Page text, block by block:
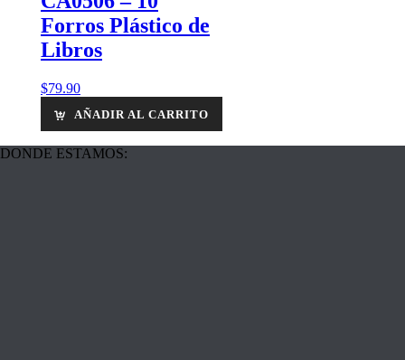
Forros Plástico de
Libros
$79.90
AÑADIR AL CARRITO
DONDE ESTAMOS: